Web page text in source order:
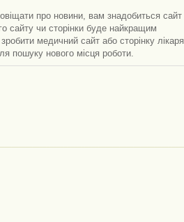
про новини, вам знадобиться сайт
сайту чи сторінки буде найкращим
медичний сайт або сторінку лікаря,
пошуку нового місця роботи.